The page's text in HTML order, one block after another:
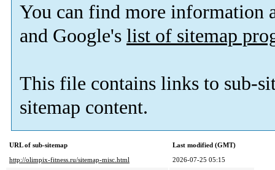
You can find more information
and Google's list of sitemap
This file contains links to sub-
sitemap content.
URL of sub-sitemap
Last modified (GMT)
http://olimpix-fitness.ru/sitemap-misc.html
2026-07-25 05:15